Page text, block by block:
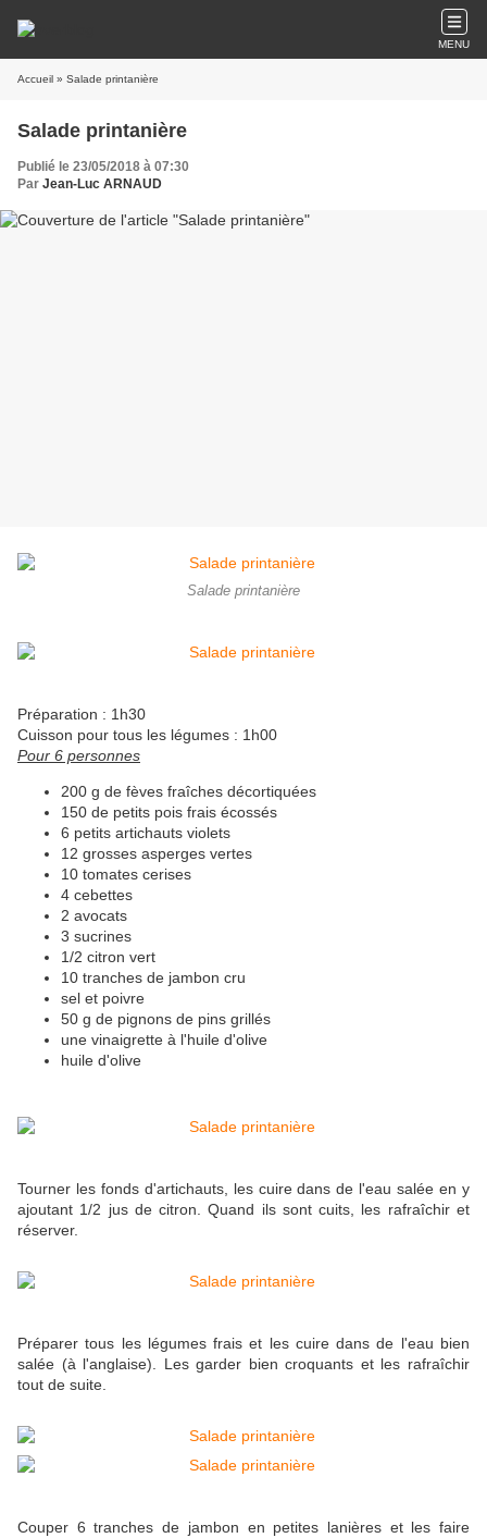
MENU
Accueil » Salade printanière
Salade printanière
Publié le 23/05/2018 à 07:30
Par Jean-Luc ARNAUD
Salade printanière
Préparation : 1h30
Cuisson pour tous les légumes : 1h00
Pour 6 personnes
200 g de fèves fraîches décortiquées
150 de petits pois frais écossés
6 petits artichauts violets
12 grosses asperges vertes
10 tomates cerises
4 cebettes
2 avocats
3 sucrines
1/2 citron vert
10 tranches de jambon cru
sel et poivre
50 g de pignons de pins grillés
une vinaigrette à l'huile d'olive
huile d'olive
Tourner les fonds d'artichauts, les cuire dans de l'eau salée en y
ajoutant 1/2 jus de citron. Quand ils sont cuits, les rafraîchir et
réserver.
Préparer tous les légumes frais et les cuire dans de l'eau bien
salée (à l'anglaise). Les garder bien croquants et les rafraîchir
tout de suite.
Couper 6 tranches de jambon en petites lanières et les faire